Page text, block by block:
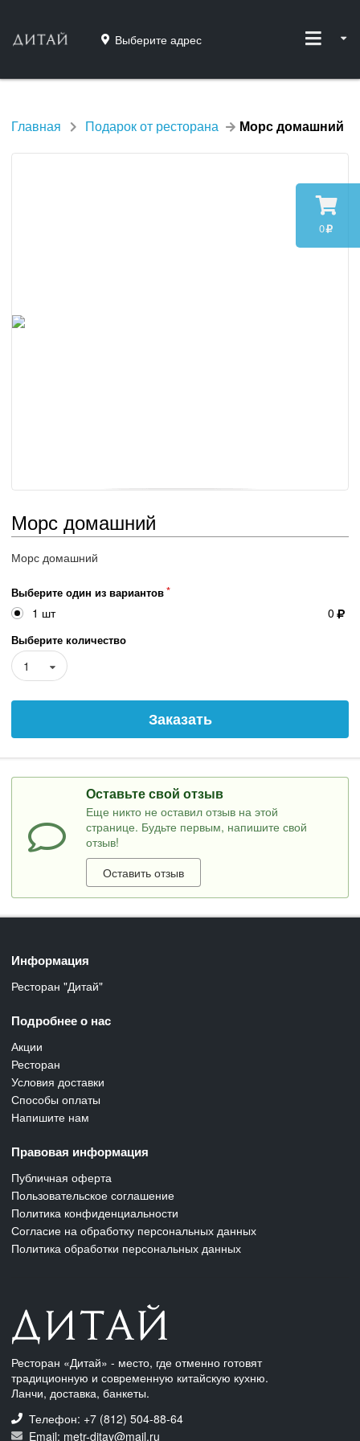
0
Выберите адрес
Главная Подарок от ресторана Морс домашний
Морс домашний
Морс домашний
Выберите один из вариантов
1 шт 0
Выберите количество
1
Заказать
Оставьте свой отзыв
Еще никто не оставил отзыв на этой
странице. Будьте первым, напишите свой
отзыв!
Оставить отзыв
Информация
Ресторан "Дитай"
Подробнее о нас
Акции
Ресторан
Условия доставки
Способы оплаты
Напишите нам
Правовая информация
Публичная оферта
Пользовательское соглашение
Политика конфиденциальности
Согласие на обработку персональных данных
Политика обработки персональных данных
Ресторан «Дитай» - место, где отменно готовят
традиционную и современную китайскую кухню.
Ланчи, доставка, банкеты.
Телефон: +7 (812) 504-88-64
Email: metr-ditay@mail.ru